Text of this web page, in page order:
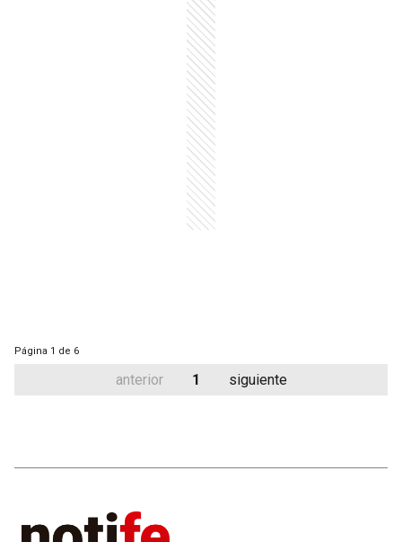
Página 1 de 6
anterior 1 siguiente